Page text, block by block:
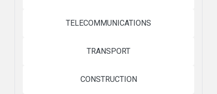
TELECOMMUNICATIONS
TRANSPORT
CONSTRUCTION